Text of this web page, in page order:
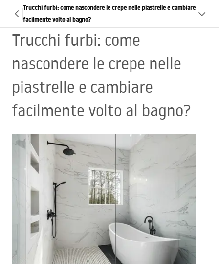
Trucchi furbi: come nascondere le crepe nelle piastrelle e cambiare
facilmente volto al bagno?
Trucchi furbi: come
nascondere le crepe nelle
piastrelle e cambiare
facilmente volto al bagno?